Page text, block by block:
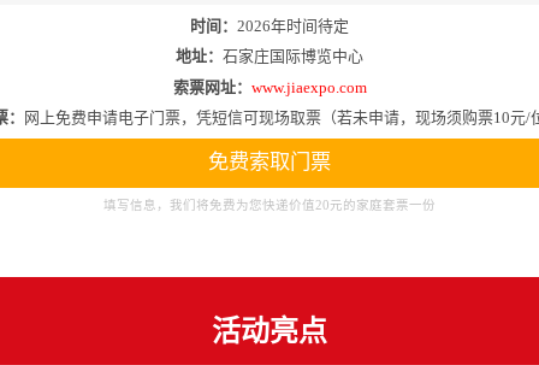
时间： 2026年时间待定
地址： 石家庄国际博览中心
索票网址： www.jiaexpo.com
网上免费申请电子门票，凭短信可现场取票（若未申请，现场须购票10元/
免费索取门票
填写信息，我们将免费为您快递价值20元的家庭套票一份
活动亮点